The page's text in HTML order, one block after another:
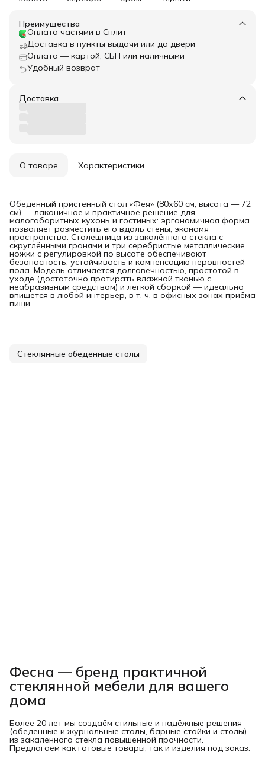
Преимущества
Оплата частями в Сплит
Доставка в пункты выдачи или до двери
Оплата — картой, СБП или наличными
Удобный возврат
Доставка
О товаре Характеристики
Обеденный пристенный стол «Фея» (80х60 см, высота — 72
см) — лаконичное и практичное решение для
малогабаритных кухонь и гостиных: эргономичная форма
позволяет разместить его вдоль стены, экономя
пространство. Столешница из закалённого стекла с
скруглёнными гранями и три серебристые металлические
ножки с регулировкой по высоте обеспечивают
безопасность, устойчивость и компенсацию неровностей
пола. Модель отличается долговечностью, простотой в
уходе (достаточно протирать влажной тканью с
неабразивным средством) и лёгкой сборкой — идеально
впишется в любой интерьер, в т. ч. в офисных зонах приёма
пищи.
Стеклянные обеденные столы
Фесна — бренд практичной
стеклянной мебели для вашего
дома
Более 20 лет мы создаём стильные и надёжные решения
(обеденные и журнальные столы, барные стойки и столы)
из закалённого стекла повышенной прочности.
Предлагаем как готовые товары, так и изделия под заказ.